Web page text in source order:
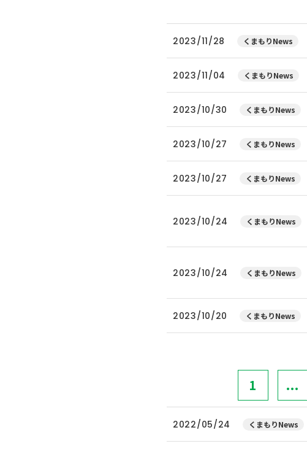
2023/11/28 くまもりNews
2023/11/04 くまもりNews
2023/10/30 くまもりNews
2023/10/27 くまもりNews
2023/10/27 くまもりNews
2023/10/24 くまもりNews
2023/10/24 くまもりNews
2023/10/20 くまもりNews
1 ...
2022/05/24 くまもりNews